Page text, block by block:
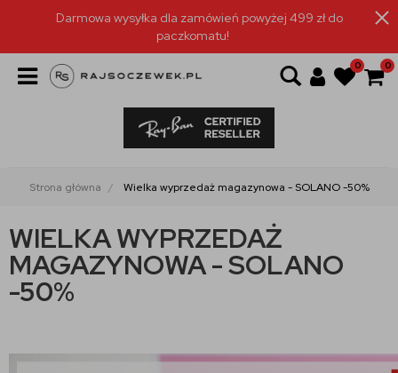
Darmowa wysyłka dla zamówień powyżej 499 zł do
paczkomatu!
0 0
Strona główna Wielka wyprzedaż magazynowa - SOLANO -50%
WIELKA WYPRZEDAŻ
MAGAZYNOWA - SOLANO
-50%